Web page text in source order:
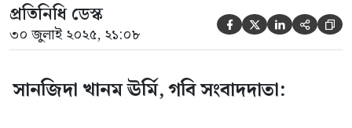
প্রতিনিধি ডেস্ক
৩০ জুলাই ২০২৫, ২১:০৮     
সানজিদা খানম ঊর্মি, গবি সংবাদদাতা: